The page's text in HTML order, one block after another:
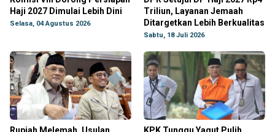
Haji 2027 Dimulai Lebih Dini
Selasa, 04 Agustus 2026
Triliun, Layanan Jemaah
Ditargetkan Lebih Berkualitas
Sabtu, 18 Juli 2026